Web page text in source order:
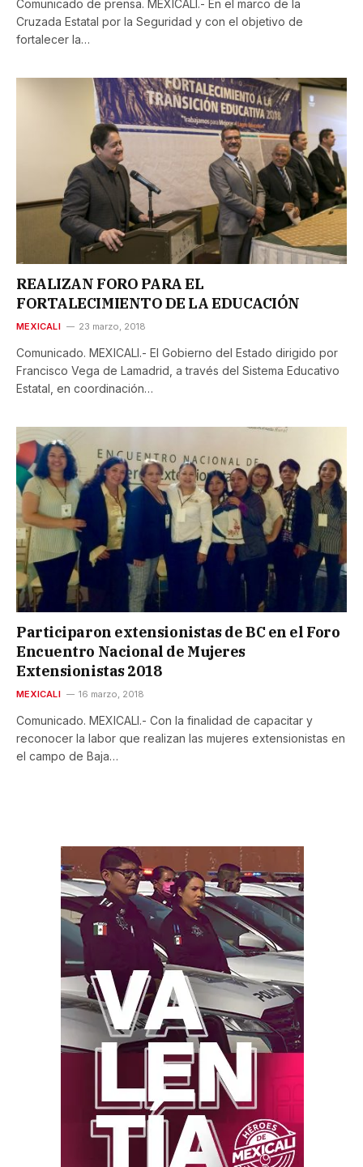
Comunicado de prensa. MEXICALI.- En el marco de la
Cruzada Estatal por la Seguridad y con el objetivo de
fortalecer la…
REALIZAN FORO PARA EL
FORTALECIMIENTO DE LA EDUCACIÓN
MEXICALI 23 marzo, 2018
Comunicado. MEXICALI.- El Gobierno del Estado dirigido por
Francisco Vega de Lamadrid, a través del Sistema Educativo
Estatal, en coordinación…
Participaron extensionistas de BC en el Foro
Encuentro Nacional de Mujeres
Extensionistas 2018
MEXICALI 16 marzo, 2018
Comunicado. MEXICALI.- Con la finalidad de capacitar y
reconocer la labor que realizan las mujeres extensionistas en
el campo de Baja…